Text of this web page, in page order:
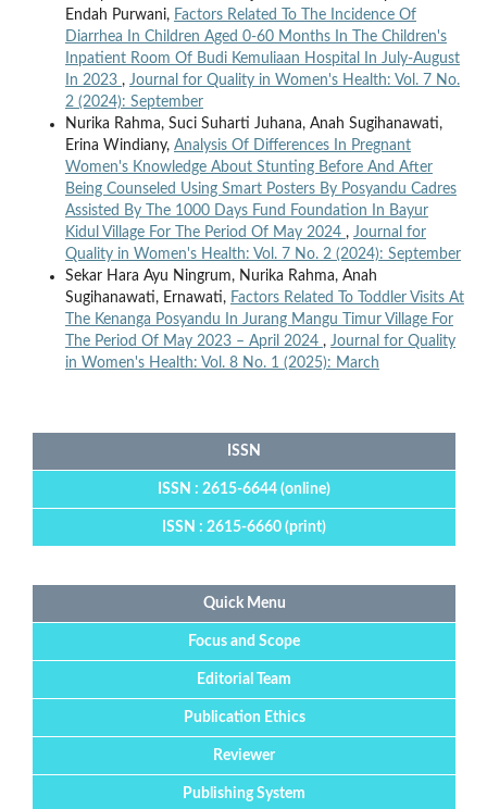
Endah Purwani, Factors Related To The Incidence Of
Diarrhea In Children Aged 0-60 Months In The Children's
Inpatient Room Of Budi Kemuliaan Hospital In July-August
In 2023 , Journal for Quality in Women's Health: Vol. 7 No.
2 (2024): September
Nurika Rahma, Suci Suharti Juhana, Anah Sugihanawati,
Erina Windiany, Analysis Of Differences In Pregnant
Women's Knowledge About Stunting Before And After
Being Counseled Using Smart Posters By Posyandu Cadres
Assisted By The 1000 Days Fund Foundation In Bayur
Kidul Village For The Period Of May 2024 , Journal for
Quality in Women's Health: Vol. 7 No. 2 (2024): September
Sekar Hara Ayu Ningrum, Nurika Rahma, Anah
Sugihanawati, Ernawati, Factors Related To Toddler Visits At
The Kenanga Posyandu In Jurang Mangu Timur Village For
The Period Of May 2023 – April 2024 , Journal for Quality
in Women's Health: Vol. 8 No. 1 (2025): March
ISSN
ISSN : 2615-6644 (online)
ISSN : 2615-6660 (print)
Quick Menu
Focus and Scope
Editorial Team
Publication Ethics
Reviewer
Publishing System